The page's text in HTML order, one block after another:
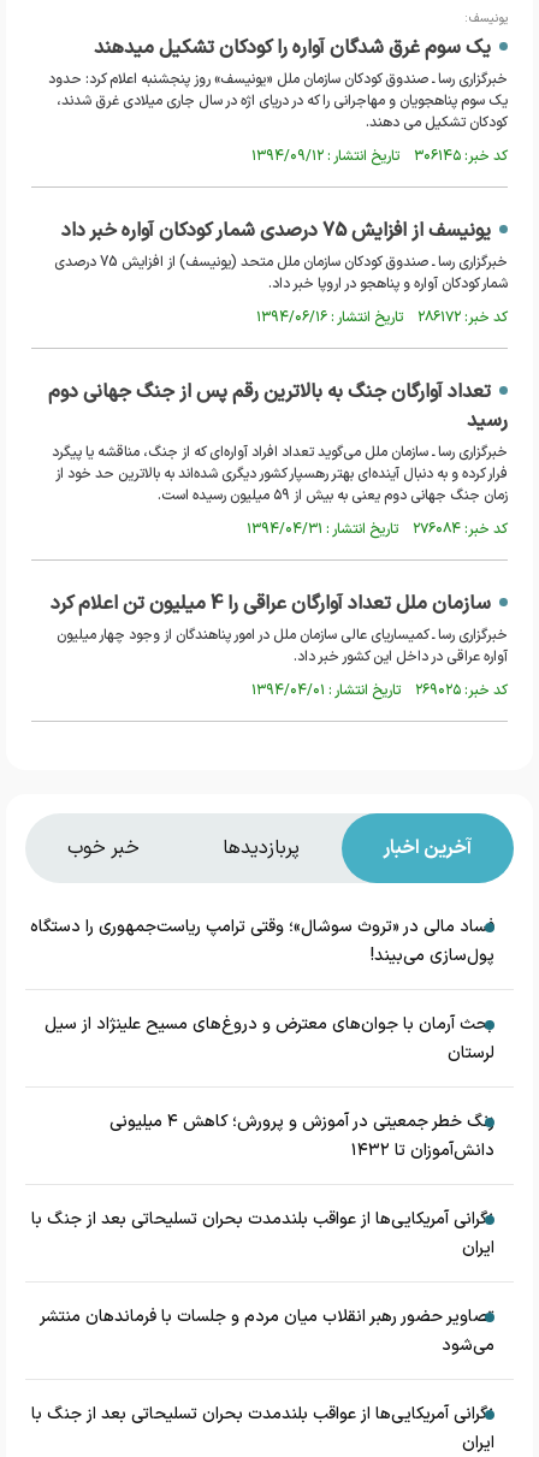
یونیسف:
یک سوم غرق شدگان آواره را کودکان تشکیل میدهند
خبرگزاری رسا ـ صندوق کودکان سازمان ملل «یونیسف» روز پنجشنبه اعلام کرد: حدود
یک سوم پناهجویان و مهاجرانی را که در دریای اژه در سال جاری میلادی غرق شدند،
کودکان تشکیل می دهند.
کد خبر: ۳۰۶۱۴۵ تاریخ انتشار : ۱۳۹۴/۰۹/۱۲
یونیسف از افزایش 75 درصدی شمار کودکان آواره خبر داد
خبرگزاری رسا ـ صندوق کودکان سازمان ملل متحد (یونیسف) از افزایش 75 درصدی
شمار کودکان آواره و پناهجو در اروپا خبر داد.
کد خبر: ۲۸۶۱۷۲ تاریخ انتشار : ۱۳۹۴/۰۶/۱۶
تعداد آوارگان جنگ به بالاترین رقم پس از جنگ جهانی دوم
رسید
خبرگزاری رسا ـ سازمان ملل می‌گوید تعداد افراد آواره‌ای که از جنگ، مناقشه یا پیگرد
فرار کرده و به دنبال آینده‌ای بهتر رهسپار کشور دیگری شده‌اند به بالاترین حد خود از
زمان جنگ جهانی دوم یعنی به بیش از ۵۹ میلیون رسیده است.
کد خبر: ۲۷۶۰۸۴ تاریخ انتشار : ۱۳۹۴/۰۴/۳۱
سازمان ملل تعداد آوارگان عراقی را 4 میلیون تن اعلام کرد
خبرگزاری رسا ـ کمیساریای عالی سازمان ملل در امور پناهندگان از وجود چهار میلیون
آواره عراقی در داخل این کشور خبر داد.
کد خبر: ۲۶۹۰۲۵ تاریخ انتشار : ۱۳۹۴/۰۴/۰۱
آخرین اخبار پربازدیدها خبر خوب
فساد مالی در «تروث سوشال»؛ وقتی ترامپ ریاست‌جمهوری را دستگاه
پول‌سازی می‌بیند!
بحث آرمان با جوان‌های معترض و دروغ‌های مسیح علینژاد از سیل
لرستان
زنگ خطر جمعیتی در آموزش و پرورش؛ کاهش ۴ میلیونی
دانش‌آموزان تا ۱۴۳۲
نگرانی آمریکایی‌ها از عواقب بلندمدت بحران تسلیحاتی بعد از جنگ با
ایران
تصاویر حضور رهبر انقلاب میان مردم و جلسات با فرماندهان منتشر
می‌شود
نگرانی آمریکایی‌ها از عواقب بلندمدت بحران تسلیحاتی بعد از جنگ با
ایران